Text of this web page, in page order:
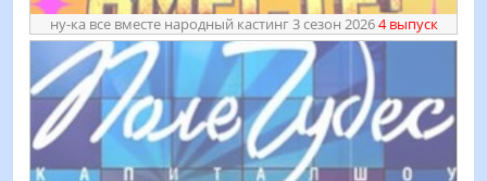
ну-ка все вместе народный кастинг 3 сезон 20264 выпуск